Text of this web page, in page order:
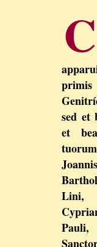
C
sed et
et
Lini,